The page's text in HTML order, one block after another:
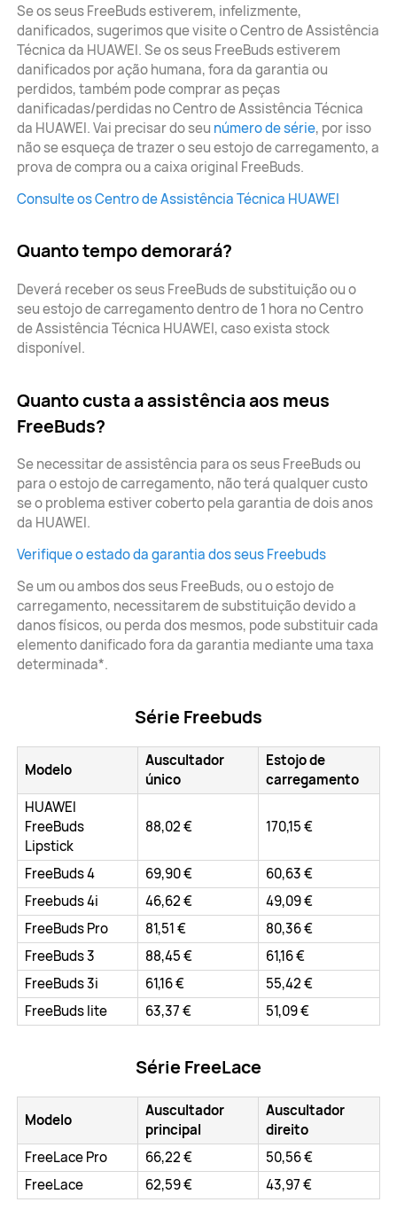
Se os seus FreeBuds estiverem, infelizmente,
danificados, sugerimos que visite o Centro de Assistência
Técnica da HUAWEI. Se os seus FreeBuds estiverem
danificados por ação humana, fora da garantia ou
perdidos, também pode comprar as peças
danificadas/perdidas no Centro de Assistência Técnica
da HUAWEI. Vai precisar do seu número de série, por isso
não se esqueça de trazer o seu estojo de carregamento, a
prova de compra ou a caixa original FreeBuds.
Consulte os Centro de Assistência Técnica HUAWEI
Quanto tempo demorará?
Deverá receber os seus FreeBuds de substituição ou o
seu estojo de carregamento dentro de 1 hora no Centro
de Assistência Técnica HUAWEI, caso exista stock
disponível.
Quanto custa a assistência aos meus
FreeBuds?
Se necessitar de assistência para os seus FreeBuds ou
para o estojo de carregamento, não terá qualquer custo
se o problema estiver coberto pela garantia de dois anos
da HUAWEI.
Verifique o estado da garantia dos seus Freebuds
Se um ou ambos dos seus FreeBuds, ou o estojo de
carregamento, necessitarem de substituição devido a
danos físicos, ou perda dos mesmos, pode substituir cada
elemento danificado fora da garantia mediante uma taxa
determinada*.
Série Freebuds
Modelo
Auscultador
único
Estojo de
carregamento
HUAWEI
FreeBuds
Lipstick
88,02 € 170,15 €
FreeBuds 4 69,90 €
60,63 €
Freebuds 4i
46,62 €
49,09 €
FreeBuds Pro
81,51 €
80,36 €
FreeBuds 3
88,45 €
61,16 €
FreeBuds 3i
61,16 €
55,42 €
FreeBuds lite
63,37 € 51,09 €
Série FreeLace
Modelo
Auscultador
principal
Auscultador
direito
FreeLace Pro
66,22 €
50,56 €
FreeLace
62,59 €
43,97 €